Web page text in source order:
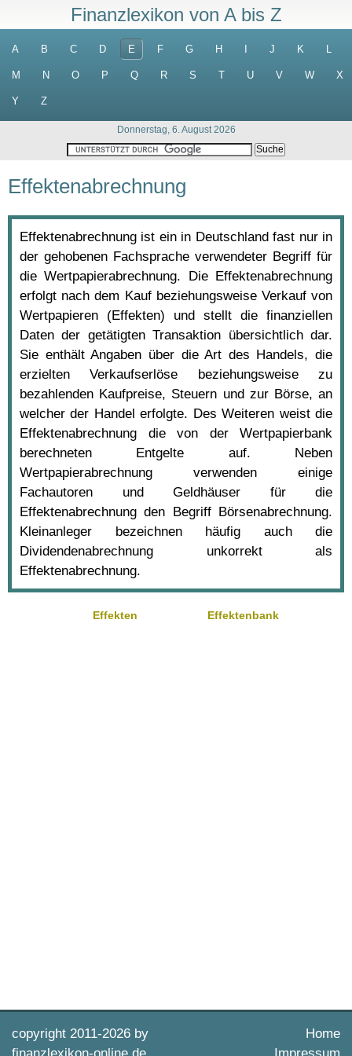
Finanzlexikon von A bis Z
A B C D E F G H J K L
M N O P Q R S T U V W X
Y Z
Donnerstag, 6. August 2026
Effektenabrechnung
Effektenabrechnung ist ein in Deutschland fast nur in
der gehobenen Fachsprache verwendeter Begriff für
die Wertpapierabrechnung. Die Effektenabrechnung
erfolgt nach dem Kauf beziehungsweise Verkauf von
Wertpapieren (Effekten) und stellt die finanziellen
Daten der getätigten Transaktion übersichtlich dar.
Sie enthält Angaben über die Art des Handels, die
erzielten Verkaufserlöse beziehungsweise zu
bezahlenden Kaufpreise, Steuern und zur Börse, an
welcher der Handel erfolgte. Des Weiteren weist die
Effektenabrechnung die von der Wertpapierbank
berechneten Entgelte auf. Neben
Wertpapierabrechnung verwenden einige
Fachautoren und Geldhäuser für die
Effektenabrechnung den Begriff Börsenabrechnung.
Kleinanleger bezeichnen häufig auch die
Dividendenabrechnung unkorrekt als
Effektenabrechnung.
Effekten Effektenbank
copyright 2011-2026 by
Home